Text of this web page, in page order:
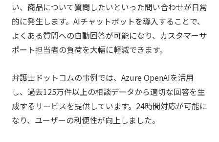
い、商品について質問したいといった問い合わせが日常
的に発生します。AIチャットボットを導入することで、
よくある質問への自動回答が可能になり、カスタマーサ
ポート担当者の負荷を大幅に軽減できます。
弁護士ドットコムの事例では、Azure OpenAIを活用
し、過去125万件以上の相談データから適切な回答を生
成するサービスを提供しています。24時間対応が可能に
なり、ユーザーの利便性が向上しました。